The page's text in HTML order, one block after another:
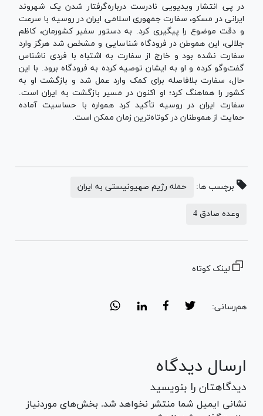
در پی انتشار ویدیویی نادرست درباره‌گرفتار شدن یک شهروند
ایرانی در مسکو، سفارت جمهوری اسلامی ایران در روسیه با سرعت
و دقت موضوع را پیگیری کرد. به دستور سفیر کشورمان، کاظم
جلالی، این هموطن در فرودگاه شناسایی و مشخص شد هرگز وارد
سفارت نشده بود و خارج از سفارت به اشتباه با فردی ناشناس
گفت‌وگو کرده و او به ایشان توصیه کرده به فرودگاه برود. با این
حال، سفارت بلافاصله برای کمک وارد عمل شد و بازگشت او به
کشور را هماهنگ کرد؛ او اکنون در مسیر بازگشت به ایران است.
سفارت ایران در روسیه تأکید کرد همواره با حساسیت آماده
حمایت از هموطنان در کوتاه‌ترین زمان ممکن است.
برچسب ها: حمله رژیم صهیونیستی به ایران
وعده صادق 4
لینک کوتاه
هم‌رسانی:
ارسال دیدگاه
دیدگاهتان را بنویسید
نشانی ایمیل شما منتشر نخواهد شد. بخش‌های موردنیاز